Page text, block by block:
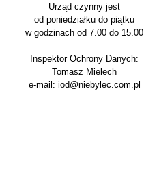
Urząd czynny jest
od poniedziałku do piątku
w godzinach od 7.00 do 15.00
Inspektor Ochrony Danych:
Tomasz Mielech
e-mail: iod@niebylec.com.pl